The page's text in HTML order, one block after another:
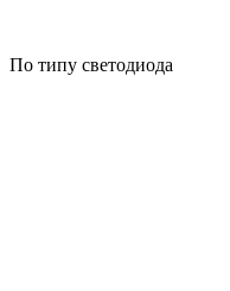
По типу светодиода